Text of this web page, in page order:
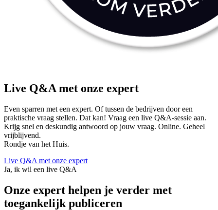
Live Q&A met onze expert
Even sparren met een expert. Of tussen de bedrijven door een
praktische vraag stellen. Dat kan! Vraag een live Q&A-sessie aan.
Krijg snel en deskundig antwoord op jouw vraag. Online. Geheel
vrijblijvend.
Rondje van het Huis.
Live Q&A met onze expert
Ja, ik wil een live Q&A
Onze expert helpen je verder met
toegankelijk publiceren